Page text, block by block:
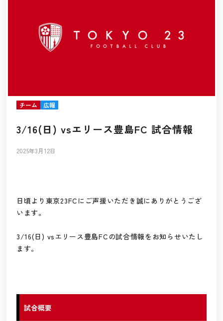
チーム 広報
3/16(日) vsエリース豊島FC 試合情報
2025年3月12日
日頃より東京23FCにご声援いただき誠にありがとうござ
います。
3/16(日) vsエリース豊島FCの試合情報をお知らせいたし
ます。
試合概要